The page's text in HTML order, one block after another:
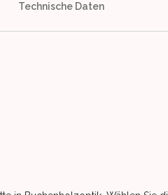
Technische Daten